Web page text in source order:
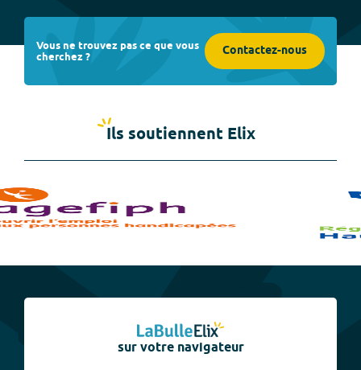
Vous ne trouvez pas ce que vous
cherchez ? Contactez-nous
Ils soutiennent Elix
sur votre navigateur